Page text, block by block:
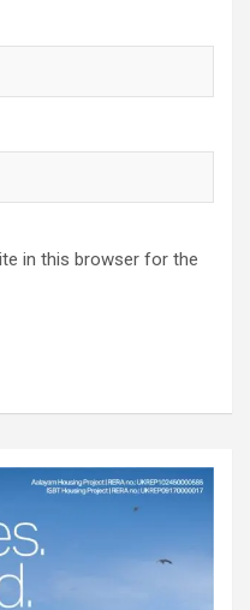
in this browser for the